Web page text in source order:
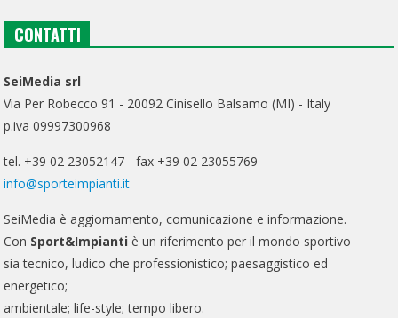
CONTATTI
SeiMedia srl
Via Per Robecco 91 - 20092 Cinisello Balsamo (MI) - Italy
p.iva 09997300968
tel. +39 02 23052147 - fax +39 02 23055769
info@sporteimpianti.it
SeiMedia è aggiornamento, comunicazione e informazione.
Con Sport&Impianti è un riferimento per il mondo sportivo
sia tecnico, ludico che professionistico; paesaggistico ed
energetico;
ambientale; life-style; tempo libero.